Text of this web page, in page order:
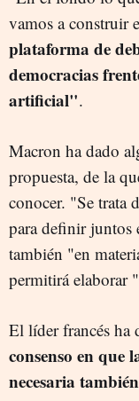
vamos a construir
plataforma de
democracias
artificial".
Macron ha dado
propuesta, de la
conocer. "Se trata
para definir juntos
también "en
permitirá elaborar
El líder francés ha
consenso en que
necesaria